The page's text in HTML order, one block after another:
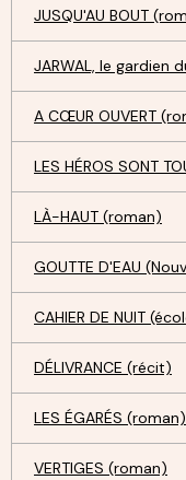
JUSQU'AU BOUT
JARWAL, le gardien
A CŒUR OUVERT
LES HÉROS SONT
LÀ-HAUT (roman)
GOUTTE D'EAU
CAHIER DE NUIT
DÉLIVRANCE (récit)
LES ÉGARÉS (roman)
VERTIGES (roman)